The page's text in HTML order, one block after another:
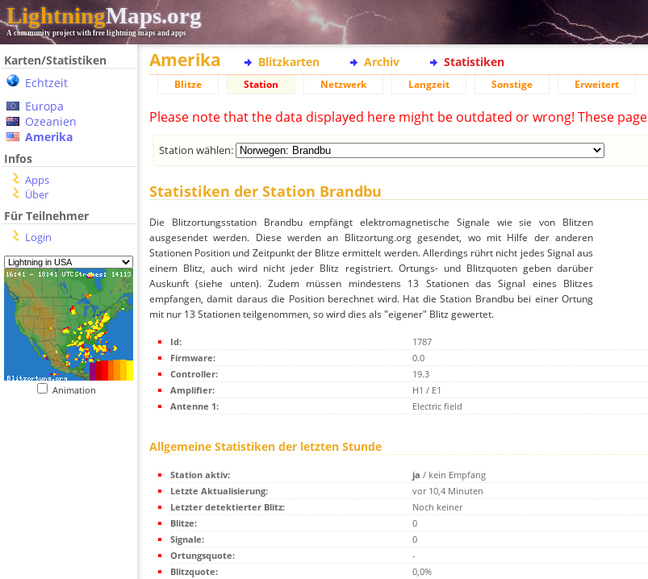
LightningMaps.org
A community project with free lightning maps and apps
Karten/Statistiken
Echtzeit
Europa
Ozeanien
Amerika
Infos
Apps
Über
Für Teilnehmer
Login
Animation
Amerika Blitzkarten Archiv Statistiken
Blitze Station Netzwerk Langzeit Sonstige Erweitert
Please note that the data displayed here might be outdated or wrong! These
Station wählen:
Statistiken der Station Brandbu
Die Blitzortungsstation Brandbu empfängt elektromagnetische Signale wie sie von Blitzen
ausgesendet werden. Diese werden an Blitzortung.org gesendet, wo mit Hilfe der anderen
Stationen Position und Zeitpunkt der Blitze ermittelt werden. Allerdings rührt nicht jedes Signal aus
einem Blitz, auch wird nicht jeder Blitz registriert. Ortungs- und Blitzquoten geben darüber
Auskunft (siehe unten). Zudem müssen mindestens 13 Stationen das Signal eines Blitzes
empfangen, damit daraus die Position berechnet wird. Hat die Station Brandbu bei einer Ortung
mit nur 13 Stationen teilgenommen, so wird dies als "eigener" Blitz gewertet.
Id:
1787
Firmware:
0.0
Controller:
19.3
Amplifier:
H1 / E1
Antenne 1:
Electric field
Allgemeine Statistiken der letzten Stunde
Station aktiv: ja / kein Empfang
Letzte Aktualisierung:
vor 10,4 Minuten
Letzter detektierter Blitz:
Noch keiner
Blitze:
0
Signale:
0
Ortungsquote:
-
Blitzquote:
0,0%